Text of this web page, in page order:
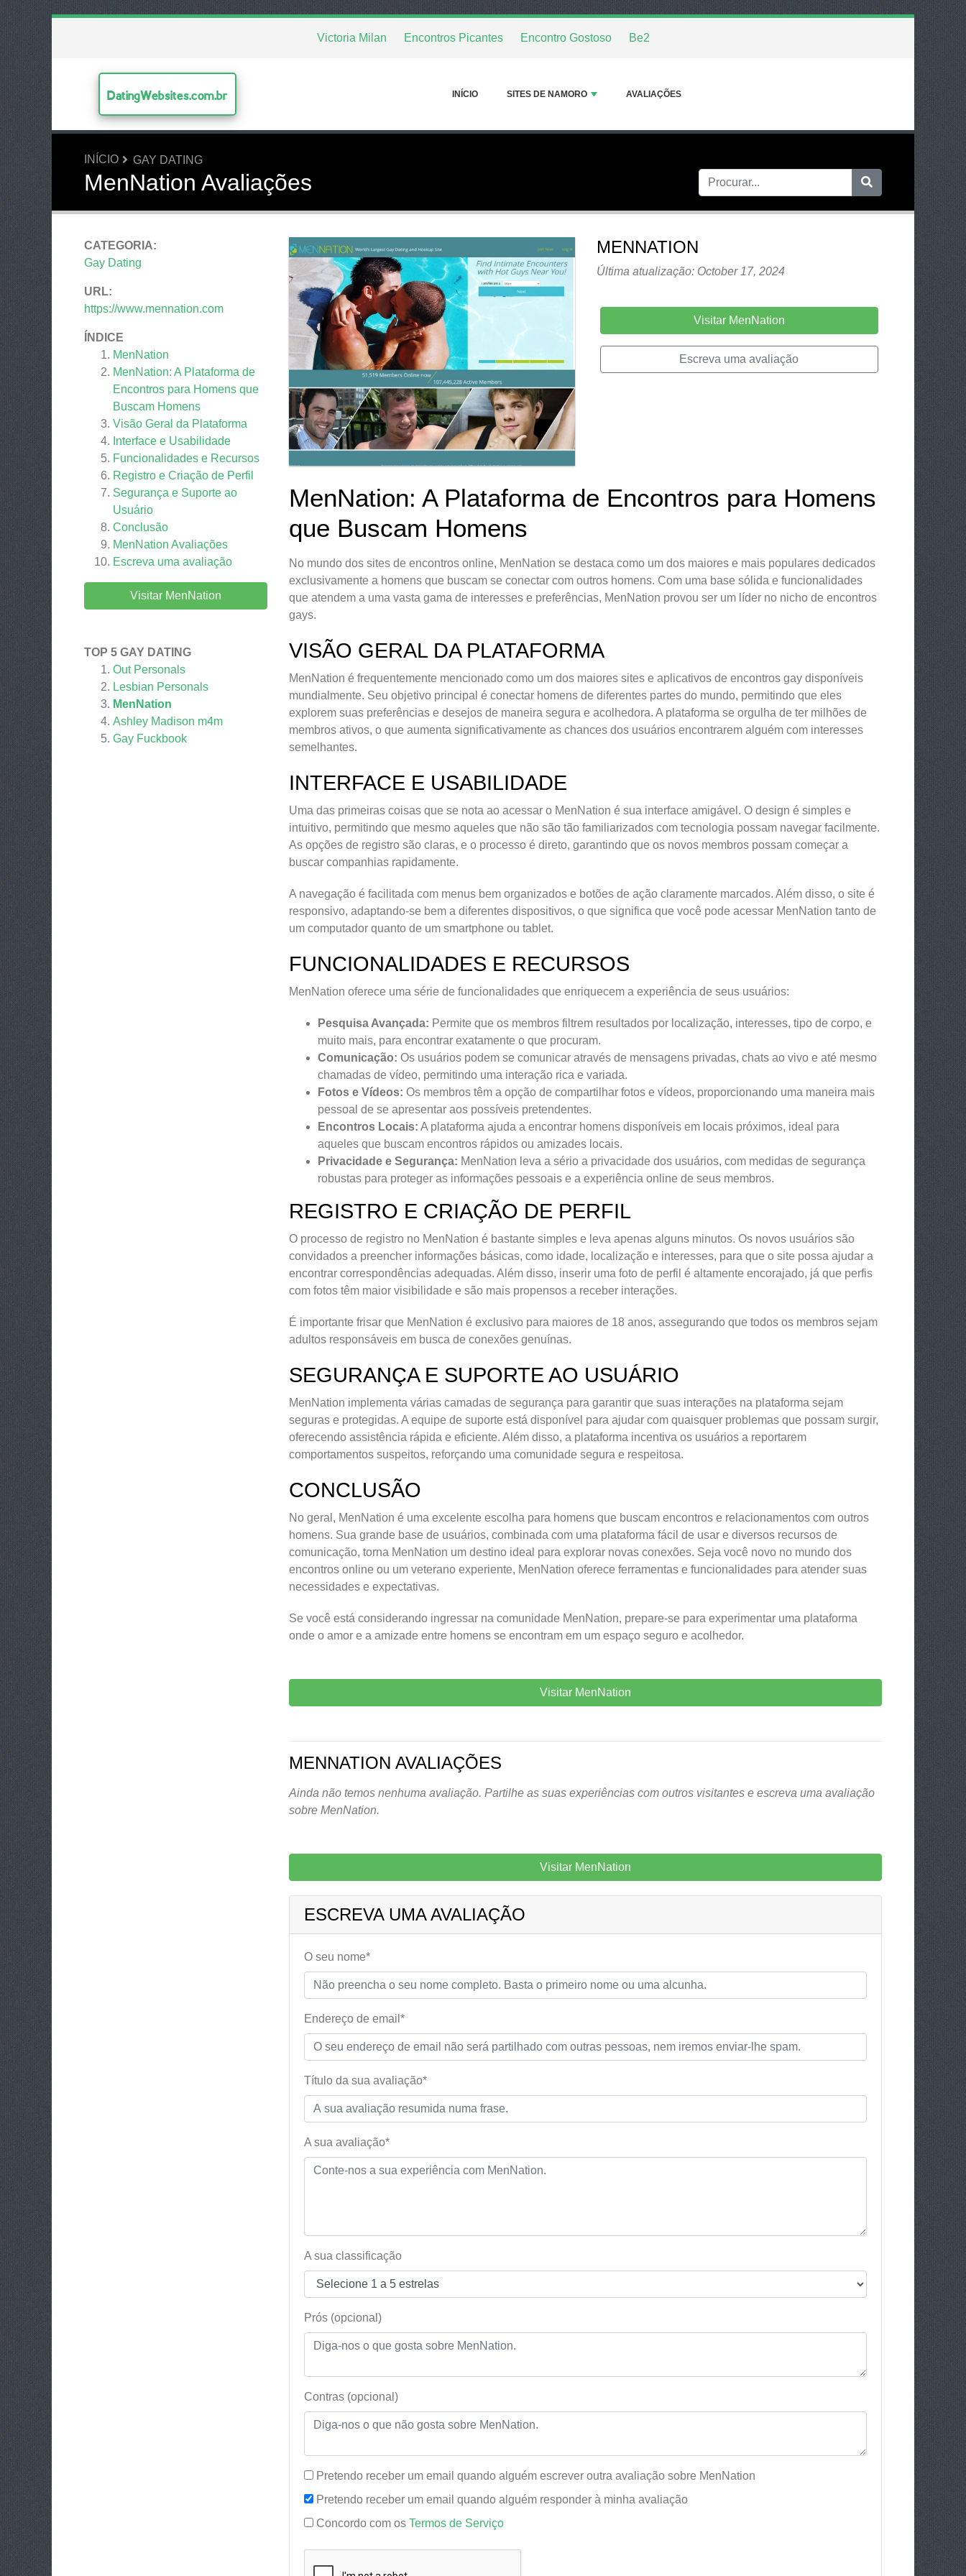
Victoria Milan Encontros Picantes Encontro Gostoso Be2
DatingWebsites.com.br INÍCIO SITES DE NAMORO AVALIAÇÕES
INÍCIO GAY DATING
MenNation Avaliações
CATEGORIA:
Gay Dating
URL:
https://www.mennation.com
ÍNDICE
MenNation
MenNation: A Plataforma de
Encontros para Homens que
Buscam Homens
Visão Geral da Plataforma
Interface e Usabilidade
Funcionalidades e Recursos
Registro e Criação de Perfil
Segurança e Suporte ao
Usuário
Conclusão
MenNation Avaliações
Escreva uma avaliação
Visitar MenNation
TOP 5 GAY DATING
Out Personals
Lesbian Personals
MenNation
Ashley Madison m4m
Gay Fuckbook
MENNATION
Última atualização: October 17, 2024
Visitar MenNation
Escreva uma avaliação
MenNation: A Plataforma de Encontros para Homens
que Buscam Homens
No mundo dos sites de encontros online, MenNation se destaca como um dos maiores e mais populares dedicados
exclusivamente a homens que buscam se conectar com outros homens. Com uma base sólida e funcionalidades
que atendem a uma vasta gama de interesses e preferências, MenNation provou ser um líder no nicho de encontros
gays.
VISÃO GERAL DA PLATAFORMA
MenNation é frequentemente mencionado como um dos maiores sites e aplicativos de encontros gay disponíveis
mundialmente. Seu objetivo principal é conectar homens de diferentes partes do mundo, permitindo que eles
explorem suas preferências e desejos de maneira segura e acolhedora. A plataforma se orgulha de ter milhões de
membros ativos, o que aumenta significativamente as chances dos usuários encontrarem alguém com interesses
semelhantes.
INTERFACE E USABILIDADE
Uma das primeiras coisas que se nota ao acessar o MenNation é sua interface amigável. O design é simples e
intuitivo, permitindo que mesmo aqueles que não são tão familiarizados com tecnologia possam navegar facilmente.
As opções de registro são claras, e o processo é direto, garantindo que os novos membros possam começar a
buscar companhias rapidamente.
A navegação é facilitada com menus bem organizados e botões de ação claramente marcados. Além disso, o site é
responsivo, adaptando-se bem a diferentes dispositivos, o que significa que você pode acessar MenNation tanto de
um computador quanto de um smartphone ou tablet.
FUNCIONALIDADES E RECURSOS
MenNation oferece uma série de funcionalidades que enriquecem a experiência de seus usuários:
Pesquisa Avançada: Permite que os membros filtrem resultados por localização, interesses, tipo de corpo, e
muito mais, para encontrar exatamente o que procuram.
Comunicação: Os usuários podem se comunicar através de mensagens privadas, chats ao vivo e até mesmo
chamadas de vídeo, permitindo uma interação rica e variada.
Fotos e Vídeos: Os membros têm a opção de compartilhar fotos e vídeos, proporcionando uma maneira mais
pessoal de se apresentar aos possíveis pretendentes.
Encontros Locais: A plataforma ajuda a encontrar homens disponíveis em locais próximos, ideal para
aqueles que buscam encontros rápidos ou amizades locais.
Privacidade e Segurança: MenNation leva a sério a privacidade dos usuários, com medidas de segurança
robustas para proteger as informações pessoais e a experiência online de seus membros.
REGISTRO E CRIAÇÃO DE PERFIL
O processo de registro no MenNation é bastante simples e leva apenas alguns minutos. Os novos usuários são
convidados a preencher informações básicas, como idade, localização e interesses, para que o site possa ajudar a
encontrar correspondências adequadas. Além disso, inserir uma foto de perfil é altamente encorajado, já que perfis
com fotos têm maior visibilidade e são mais propensos a receber interações.
É importante frisar que MenNation é exclusivo para maiores de 18 anos, assegurando que todos os membros sejam
adultos responsáveis em busca de conexões genuínas.
SEGURANÇA E SUPORTE AO USUÁRIO
MenNation implementa várias camadas de segurança para garantir que suas interações na plataforma sejam
seguras e protegidas. A equipe de suporte está disponível para ajudar com quaisquer problemas que possam surgir,
oferecendo assistência rápida e eficiente. Além disso, a plataforma incentiva os usuários a reportarem
comportamentos suspeitos, reforçando uma comunidade segura e respeitosa.
CONCLUSÃO
No geral, MenNation é uma excelente escolha para homens que buscam encontros e relacionamentos com outros
homens. Sua grande base de usuários, combinada com uma plataforma fácil de usar e diversos recursos de
comunicação, torna MenNation um destino ideal para explorar novas conexões. Seja você novo no mundo dos
encontros online ou um veterano experiente, MenNation oferece ferramentas e funcionalidades para atender suas
necessidades e expectativas.
Se você está considerando ingressar na comunidade MenNation, prepare-se para experimentar uma plataforma
onde o amor e a amizade entre homens se encontram em um espaço seguro e acolhedor.
Visitar MenNation
MENNATION AVALIAÇÕES
Ainda não temos nenhuma avaliação. Partilhe as suas experiências com outros visitantes e escreva uma avaliação
sobre MenNation.
Visitar MenNation
ESCREVA UMA AVALIAÇÃO
O seu nome*
Endereço de email*
Título da sua avaliação*
A sua avaliação*
A sua classificação
Prós (opcional)
Contras (opcional)
Pretendo receber um email quando alguém escrever outra avaliação sobre MenNation
Pretendo receber um email quando alguém responder à minha avaliação
Concordo com os Termos de Serviço